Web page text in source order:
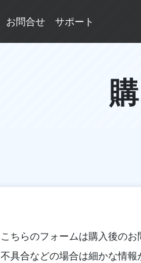
お問合せ サポート
こちらのフォームは購入後のお
不具合などの場合は細かな情報